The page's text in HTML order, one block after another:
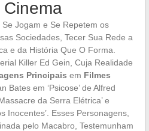
Jogam e Se Repetem os
Sociedades, Tecer Sua Rede a
e da História Que O Forma.
Killer Ed Gein, Cuja Realidade
Principais em Filmes
Bates em ‘Psicose’ de Alfred
da Serra Elétrica’ e
Inocentes’. Esses Personagens,
pelo Macabro, Testemunham